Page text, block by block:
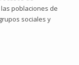
poblaciones de
sociales y